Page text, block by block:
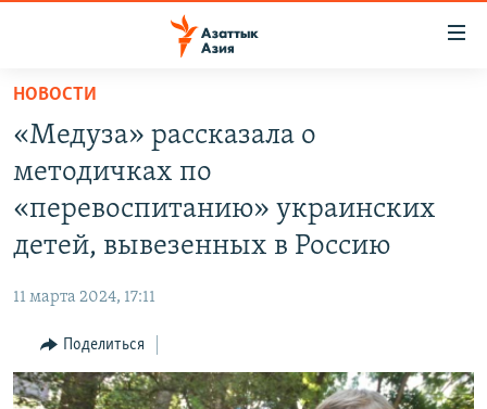
Вернуться
основному
содержанию
главной
Вернутся
поиску
КАЗАХСТАН
УЗБЕКИСТАН
НОВОСТИ
НА ДРУГИХ ЯЗЫКАХ
КЫРГЫЗЧА
ЎЗБЕКЧА
ТОҶИКӢ
ПОДПИШИТЕСЬ НА НАС В СОЦСЕТЯХ
Все сайты РСЕ/РС
НОВОСТИ
«Медуза» рассказала о
методичках по
«перевоспитанию» украинских
детей, вывезенных в Россию
11 марта 2024, 17:11
Поделиться